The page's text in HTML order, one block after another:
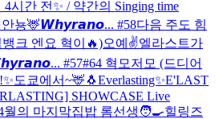
시간 전✨ / 약간의 Singing time
안뇽🦌𝙒𝙝𝙮𝙧𝙖𝙣𝙤... #58다음 주도 힘
크 엔요 혁이🔥)오예✌️엘라스트가
#57#64 혁모저모 (드디어
도쿄에서~🦌 🐧Everlasting✨E'LAST
SHOWCASE Live
월의 마지막집밥 롬선생🧑‍🍳힐링즈